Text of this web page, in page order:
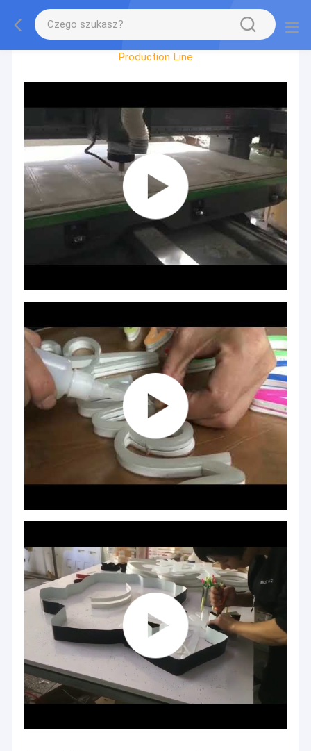
Factory Tour
Production Line